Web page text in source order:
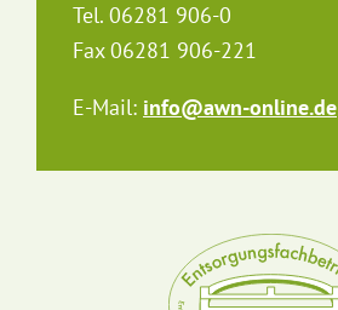
Tel. 06281 906-0
Fax 06281 906-221
E-Mail: info@awn-online.de